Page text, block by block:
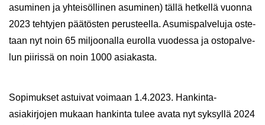
asu­mi­nen ja yh­tei­söl­li­nen asu­mi­nen) tällä het­kel­lä vuon­na
2023 teh­ty­jen pää­tös­ten pe­rus­teel­la. Asu­mis­pal­ve­lu­ja os­te­
taan nyt noin 65 mil­joo­nal­la eu­rol­la vuo­des­sa ja os­to­pal­ve­
lun pii­ris­sä on noin 1000 asia­kas­ta.
So­pi­muk­set as­tui­vat voi­maan 1.4.2023. Hankinta-​
asiakirjojen mu­kaan han­kin­ta tulee avata nyt syk­syl­lä 2024